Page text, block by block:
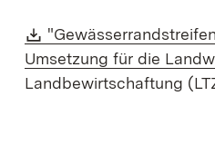
Download:
Umsetzung für die
Landbewirtschaftung